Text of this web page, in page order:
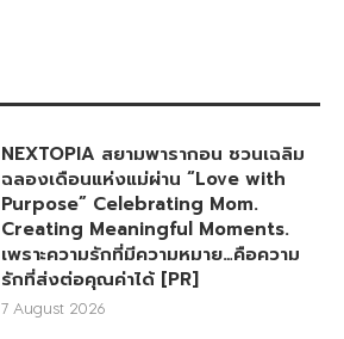
NEXTOPIA สยามพารากอน ชวนเฉลิม
ฉลองเดือนแห่งแม่ผ่าน “Love with
Purpose” Celebrating Mom.
Creating Meaningful Moments.
เพราะความรักที่มีความหมาย…คือความ
รักที่ส่งต่อคุณค่าได้ [PR]
7 August 2026